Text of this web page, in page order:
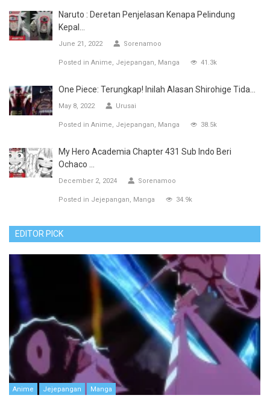
Naruto : Deretan Penjelasan Kenapa Pelindung
Kepal...
June 21, 2022 Sorenamoo
Posted in Anime Jejepangan Manga 41.3k
One Piece: Terungkap! Inilah Alasan Shirohige Tida...
May 8, 2022 Urusai
Posted in Anime Jejepangan Manga 38.5k
My Hero Academia Chapter 431 Sub Indo Beri
Ochaco ...
December 2, 2024 Sorenamoo
Posted in Jejepangan Manga 34.9k
EDITOR PICK
Anime Jejepangan Manga